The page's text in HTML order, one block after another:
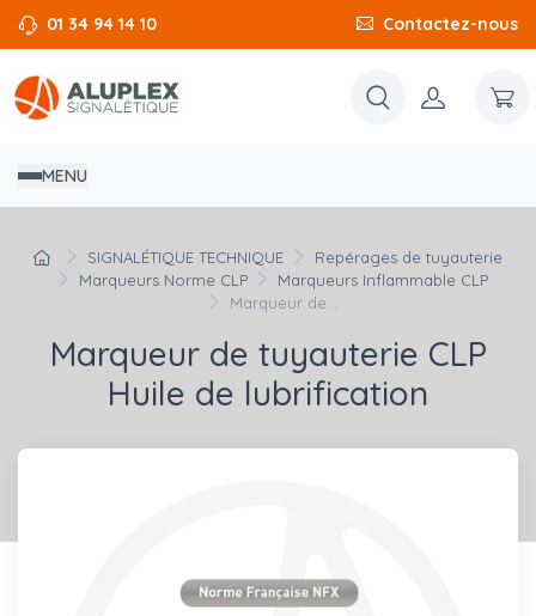
01 34 94 14 10 Contactez-nous
MENU
SIGNALÉTIQUE TECHNIQUE
Repérages de tuyauterie
Marqueurs Norme CLP
Marqueurs Inflammable CLP
Marqueur de...
Marqueur de tuyauterie CLP
Huile de lubrification